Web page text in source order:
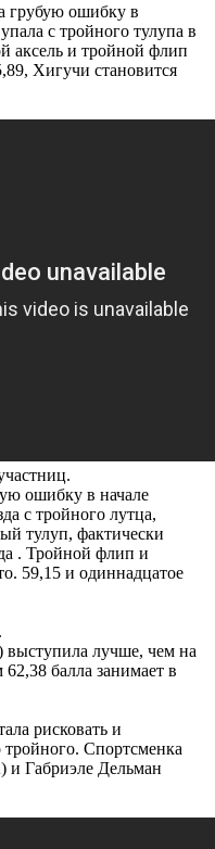
грубую ошибку в
с тройного тулупа в
аксель и тройной флип
Хигучи становится
ошибку в начале
с тройного лутца,
тулуп, фактически
. Тройной флип и
59,15 и одиннадцатое
выступила лучше, чем на
балла занимает в
рисковать и
Спортсменка
Габриэле Дельман